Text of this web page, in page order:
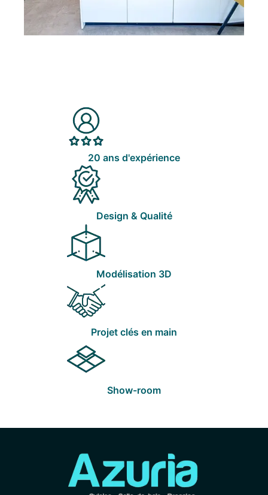
20 ans d'expérience
Design & Qualité
Modélisation 3D
Projet clés en main
Show-room